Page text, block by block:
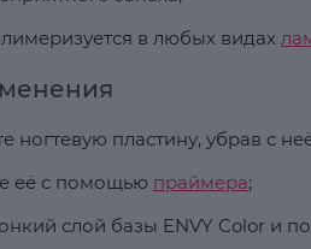
в любых видах
ногтевую пластину, убрав с
её с помощью праймера;
слой базы ENVY Color и